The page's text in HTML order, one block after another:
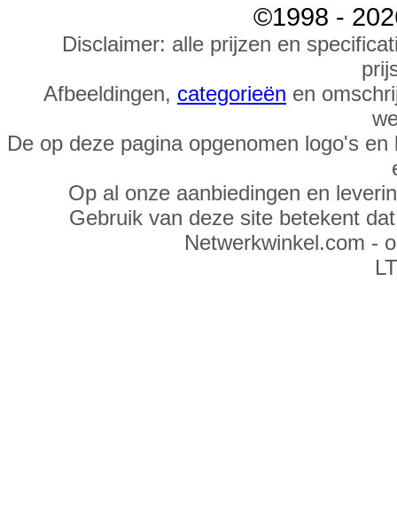
©1998 -
Disclaimer: alle prijzen en
Afbeeldingen, categorieën en
De op deze pagina opgenomen logo's
Op al onze aanbiedingen en
Gebruik van deze site betekent
Netwerkwinkel.com -